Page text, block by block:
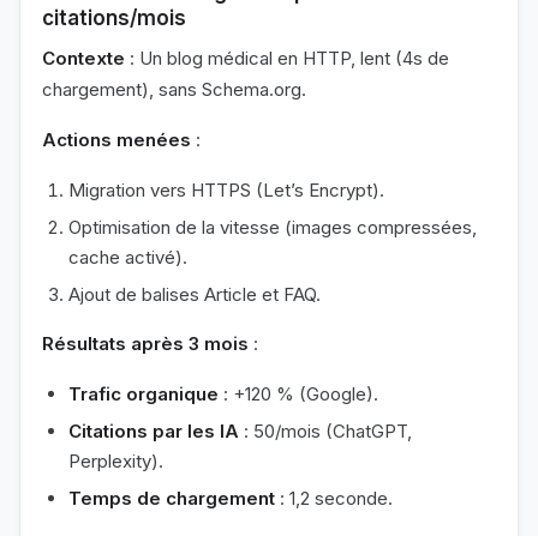
citations/mois
Contexte : Un blog médical en HTTP, lent (4s de
chargement), sans Schema.org.
Actions menées :
Migration vers HTTPS (Let’s Encrypt).
Optimisation de la vitesse (images compressées,
cache activé).
Ajout de balises Article et FAQ.
Résultats après 3 mois :
Trafic organique : +120 % (Google).
Citations par les IA : 50/mois (ChatGPT,
Perplexity).
Temps de chargement : 1,2 seconde.